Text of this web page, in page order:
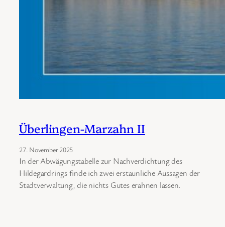
Überlingen-Marzahn II
27. November 2025
In der Abwägungstabelle zur Nachverdichtung des
Hildegardrings finde ich zwei erstaunliche Aussagen der
Stadtverwaltung, die nichts Gutes erahnen lassen.